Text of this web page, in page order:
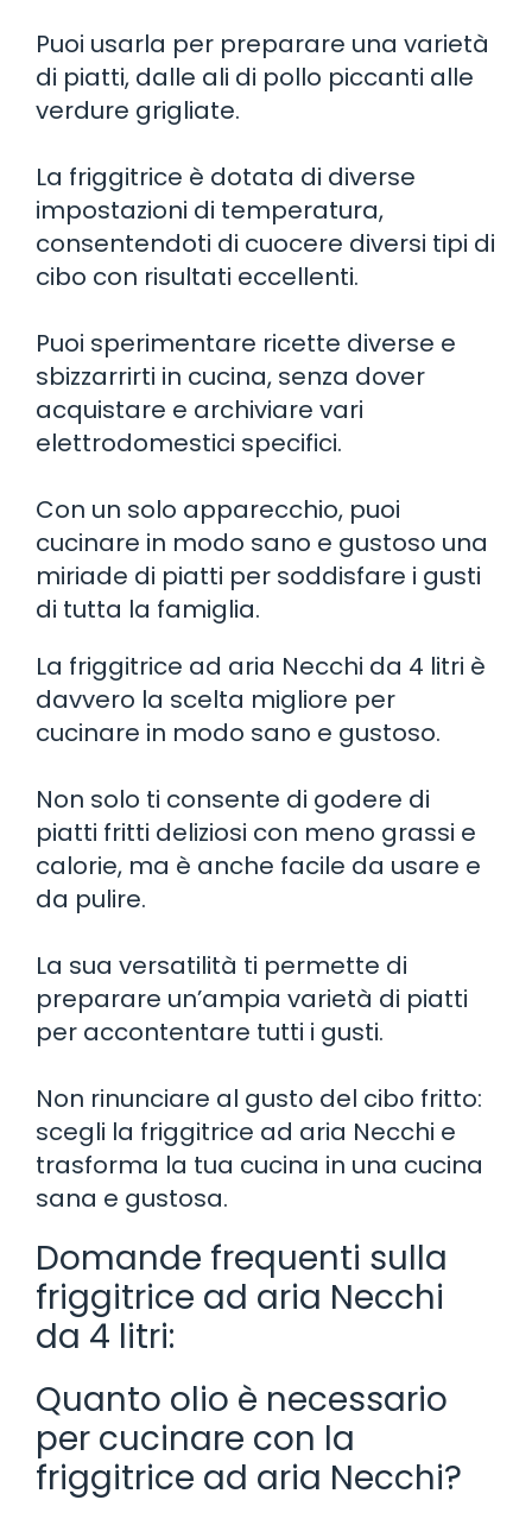
Puoi usarla per preparare una varietà
di piatti, dalle ali di pollo piccanti alle
verdure grigliate.
La friggitrice è dotata di diverse
impostazioni di temperatura,
consentendoti di cuocere diversi tipi di
cibo con risultati eccellenti.
Puoi sperimentare ricette diverse e
sbizzarrirti in cucina, senza dover
acquistare e archiviare vari
elettrodomestici specifici.
Con un solo apparecchio, puoi
cucinare in modo sano e gustoso una
miriade di piatti per soddisfare i gusti
di tutta la famiglia.
La friggitrice ad aria Necchi da 4 litri è
davvero la scelta migliore per
cucinare in modo sano e gustoso.
Non solo ti consente di godere di
piatti fritti deliziosi con meno grassi e
calorie, ma è anche facile da usare e
da pulire.
La sua versatilità ti permette di
preparare un’ampia varietà di piatti
per accontentare tutti i gusti.
Non rinunciare al gusto del cibo fritto:
scegli la friggitrice ad aria Necchi e
trasforma la tua cucina in una cucina
sana e gustosa.
Domande frequenti sulla
friggitrice ad aria Necchi
da 4 litri:
Quanto olio è necessario
per cucinare con la
friggitrice ad aria Necchi?